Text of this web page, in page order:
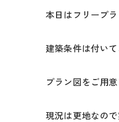
本日はフリープ
建築条件は付い
プラン図をご用
現況は更地なの